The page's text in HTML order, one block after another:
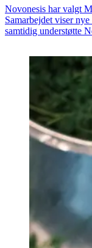
Novonesis har valgt
Samarbejdet viser
samtidig understøtte